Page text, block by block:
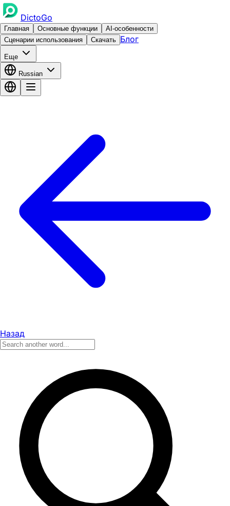
DictoGo
Главная Основные функции
AI-особенности
Сценарии использования
Скачать Блог
Еще
Russian
Назад